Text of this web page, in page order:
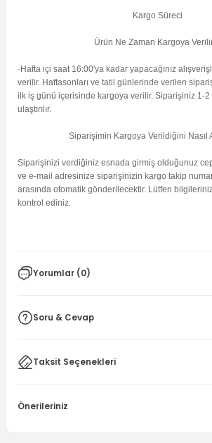
Kargo Süreci
Ürün Ne Zaman Kargoya
·Hafta içi saat 16:00'ya kadar yapacağınız
verilir. Haftasonları ve tatil günlerinde verilen
ilk iş günü içerisinde kargoya verilir. Siparişiniz 1-
ulaştırılır.
Siparişimin Kargoya Verildiğini Nasıl
Siparişinizi verdiğiniz esnada girmiş olduğunuz
ve e-mail adresinize siparişinizin kargo takip
arasında otomatik gönderilecektir. Lütfen
kontrol ediniz.
Yorumlar (0)
Soru & Cevap
Taksit Seçenekleri
Önerileriniz